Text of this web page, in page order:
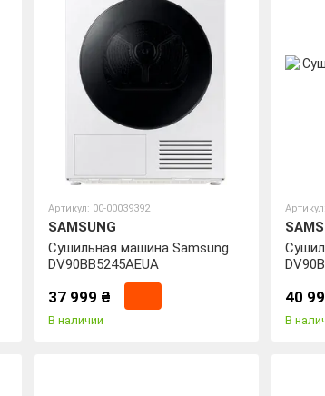
Артикул: 00-00039392
SAMSUNG
Сушильная машина Samsung
DV90BB5245AEUA
37 999 ₴
В наличии
40
В